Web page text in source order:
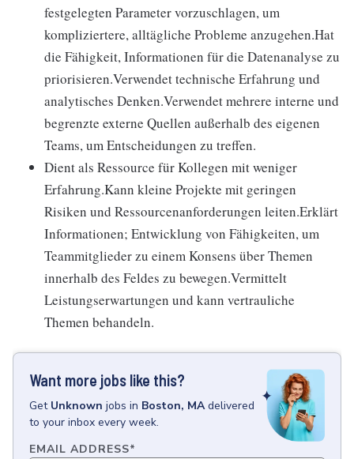
festgelegten Parameter vorzuschlagen, um
kompliziertere, alltägliche Probleme anzugehen.Hat
die Fähigkeit, Informationen für die Datenanalyse zu
priorisieren.Verwendet technische Erfahrung und
analytisches Denken.Verwendet mehrere interne und
begrenzte externe Quellen außerhalb des eigenen
Teams, um Entscheidungen zu treffen.
Dient als Ressource für Kollegen mit weniger
Erfahrung.Kann kleine Projekte mit geringen
Risiken und Ressourcenanforderungen leiten.Erklärt
Informationen; Entwicklung von Fähigkeiten, um
Teammitglieder zu einem Konsens über Themen
innerhalb des Feldes zu bewegen.Vermittelt
Leistungserwartungen und kann vertrauliche
Themen behandeln.
Want more jobs like this?
Get Unknown jobs in Boston, MA delivered
to your inbox every week.
EMAIL ADDRESS*